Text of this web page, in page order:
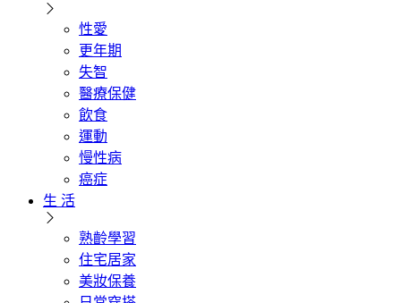
性愛
更年期
失智
醫療保健
飲食
運動
慢性病
癌症
生 活
熟齡學習
住宅居家
美妝保養